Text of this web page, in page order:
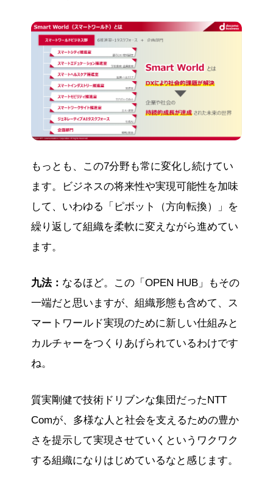
もっとも、この7分野も常に変化し続けてい
ます。ビジネスの将来性や実現可能性を加味
して、いわゆる「ピボット（方向転換）」を
繰り返して組織を柔軟に変えながら進めてい
ます。
九法： なるほど。この「OPEN HUB」もその
一端だと思いますが、組織形態も含めて、ス
マートワールド実現のために新しい仕組みと
カルチャーをつくりあげられているわけです
ね。
質実剛健で技術ドリブンな集団だったNTT
Comが、多様な人と社会を支えるための豊か
さを提示して実現させていくというワクワク
する組織になりはじめているなと感じます。